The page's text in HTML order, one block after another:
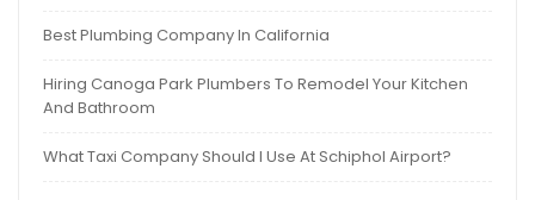
Best Plumbing Company In California
Hiring Canoga Park Plumbers To Remodel Your Kitchen
And Bathroom
What Taxi Company Should I Use At Schiphol Airport?